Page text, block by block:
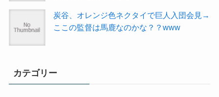
炭谷、オレンジ色ネクタイで巨人入団会見→
ここの監督は馬鹿なのかな？？www
カテゴリー